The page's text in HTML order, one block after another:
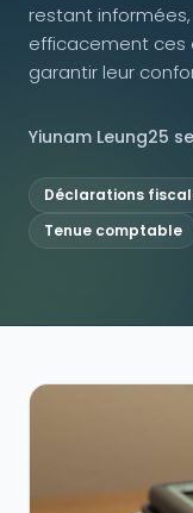
restant
efficacement ces
garantir leur
Yiunam Leung25
Déclarations
Tenue comptable